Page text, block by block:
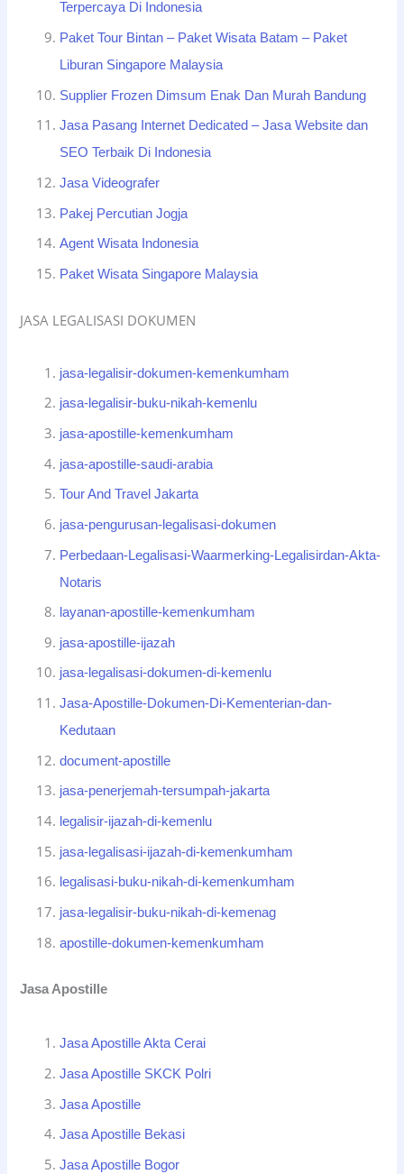
Terpercaya Di Indonesia
Paket Tour Bintan – Paket Wisata Batam – Paket
Liburan Singapore Malaysia
Supplier Frozen Dimsum Enak Dan Murah Bandung
Jasa Pasang Internet Dedicated – Jasa Website dan
SEO Terbaik Di Indonesia
Jasa Videografer
Pakej Percutian Jogja
Agent Wisata Indonesia
Paket Wisata Singapore Malaysia
JASA LEGALISASI DOKUMEN
jasa-legalisir-dokumen-kemenkumham
jasa-legalisir-buku-nikah-kemenlu
jasa-apostille-kemenkumham
jasa-apostille-saudi-arabia
Tour And Travel Jakarta
jasa-pengurusan-legalisasi-dokumen
Perbedaan-Legalisasi-Waarmerking-Legalisirdan-Akta-
Notaris
layanan-apostille-kemenkumham
jasa-apostille-ijazah
jasa-legalisasi-dokumen-di-kemenlu
Jasa-Apostille-Dokumen-Di-Kementerian-dan-
Kedutaan
document-apostille
jasa-penerjemah-tersumpah-jakarta
legalisir-ijazah-di-kemenlu
jasa-legalisasi-ijazah-di-kemenkumham
legalisasi-buku-nikah-di-kemenkumham
jasa-legalisir-buku-nikah-di-kemenag
apostille-dokumen-kemenkumham
Jasa Apostille
Jasa Apostille Akta Cerai
Jasa Apostille SKCK Polri
Jasa Apostille
Jasa Apostille Bekasi
Jasa Apostille Bogor